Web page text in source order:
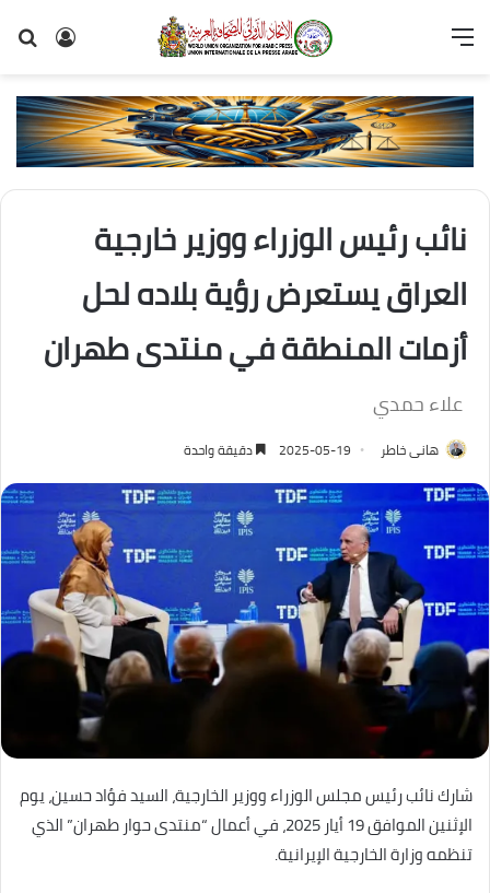
تسجيل
القائمة
نائب رئيس الوزراء ووزير خارجية
العراق يستعرض رؤية بلاده لحل
أزمات المنطقة في منتدى طهران
علاء حمدي
هانى خاطر 2025-05-19 دقيقة واحدة
شارك نائب رئيس مجلس الوزراء ووزير الخارجية، السيد فؤاد حسين، يوم
الإثنين الموافق 19 أيار 2025، في أعمال “منتدى حوار طهران” الذي
تنظمه وزارة الخارجية الإيرانية.